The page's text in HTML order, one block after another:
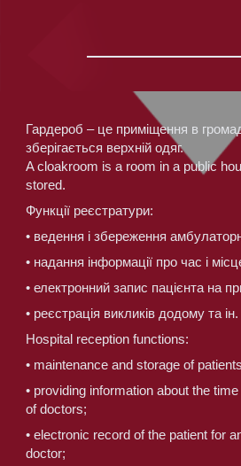
Гардероб – це приміщення в
зберігається верхній одяг.
A cloakroom is a room in a public
stored.
Функції реєстратури:
• ведення і збереження
• надання інформації про час і
• електронний запис пацієнта на
• реєстрація викликів додому та ін.
Hospital reception functions:
• maintenance and storage of
• providing information about the
of doctors;
• electronic record of the patient for
doctor;